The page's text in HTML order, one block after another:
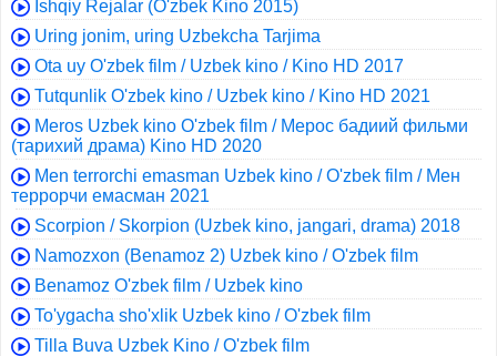
Ishqiy Rejalar (O'zbek Kino 2015)
Uring jonim, uring Uzbekcha Tarjima
Ota uy O'zbek film / Uzbek kino / Kino HD 2017
Tutqunlik O'zbek kino / Uzbek kino / Kino HD 2021
Meros Uzbek kino O'zbek film / Мерос бадиий фильми
(тарихий драма) Kino HD 2020
Men terrorchi emasman Uzbek kino / O'zbek film / Мен
террорчи емасман 2021
Scorpion / Skorpion (Uzbek kino, jangari, drama) 2018
Namozxon (Benamoz 2) Uzbek kino / O'zbek film
Benamoz O'zbek film / Uzbek kino
To'ygacha sho'xlik Uzbek kino / O'zbek film
Tilla Buva Uzbek Kino / O'zbek film